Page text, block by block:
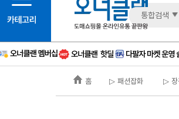
15등급
16등급
통합검색
홈 ▷ 패션잡화 ▷ 장